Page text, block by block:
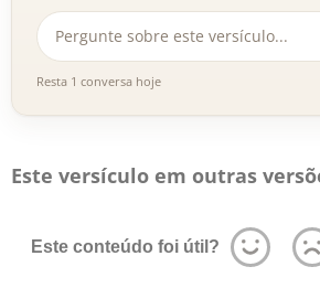
Resta 1 conversa hoje
Este versículo em outras
Este conteúdo foi útil?